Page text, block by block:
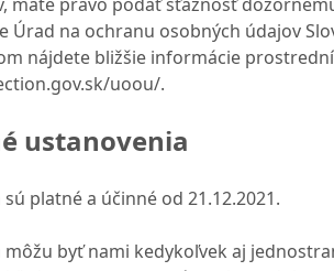
Úrad na ochranu osobných údajov
nájdete bližšie informácie
uoou/.
ustanovenia
platné a účinné od 21.12.2021.
môžu byť nami kedykoľvek aj